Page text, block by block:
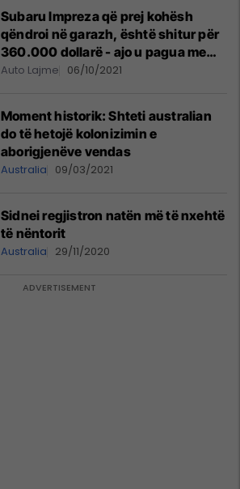
Subaru Impreza që prej kohësh
qëndroi në garazh, është shitur për
360.000 dollarë - ajo u pagua me
bitcoin
Auto Lajme 06/10/2021
Moment historik: Shteti australian
do të hetojë kolonizimin e
aborigjenëve vendas
Australia 09/03/2021
Sidnei regjistron natën më të nxehtë
të nëntorit
Australia 29/11/2020